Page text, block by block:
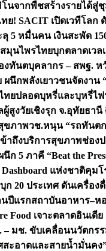
นจากพืชสร้างรายได้สู่
ย! SACIT เปิดเวทีโลก
5 หมื่นคน เงินสะพัด
สมุนไพรไทยบุกตลาดเว
งทันตบุคลากร – สพฐ. ห
นึกพลังเยาวชนจัดงาน
ทยปลอดบุหรี่และบุหรี่ไ
สูงวัยเชิงรุก จ.อุทัยธานี
ขภาพวช.หนุน “รถทันต
ข้าถึงบริการสุขภาพช่อง
นึก 5 ภาคี “Beat the
แห่งชาติคุม
ก 20 ประเทศ ดันเครื่อง
นปีแรกสถาบันอาหาร–ห
Food เจาะตลาดอินเดี
มช. ขับเคลื่อนนวัตกรร
สะอาดและสายน้ำมั่นค